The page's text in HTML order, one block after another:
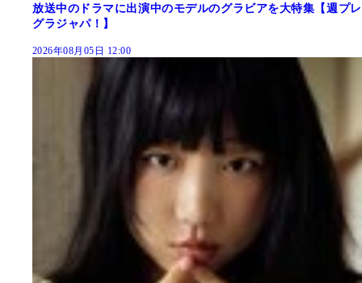
放送中のドラマに出演中のモデルのグラビアを大特集【週プレ
グラジャパ！】
2026年08月05日 12:00